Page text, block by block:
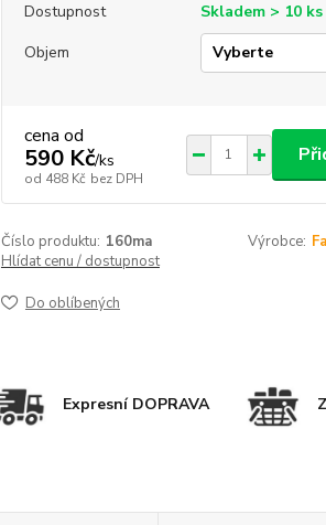
Dostupnost
Skladem > 10 ks
Objem
cena od
590 Kč/ks
od 488 Kč bez DPH
Číslo produktu: 160ma Výrobce:
Hlídat cenu / dostupnost
Do oblíbených
Expresní DOPRAVA